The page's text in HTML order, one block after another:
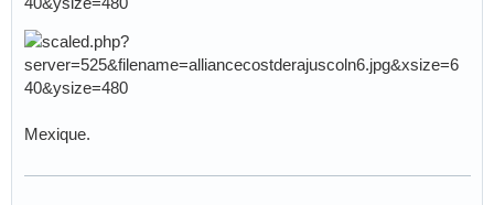
Mexique.